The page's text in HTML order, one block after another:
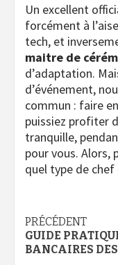
Un excellent
forcément à
tech, et
maitre de
d’adaptation.
d’événement,
commun : faire
puissiez profiter
tranquille,
pour vous. Alors,
quel type de chef
d’article
PRÉCÉDENT
GUIDE
BANCAIRES